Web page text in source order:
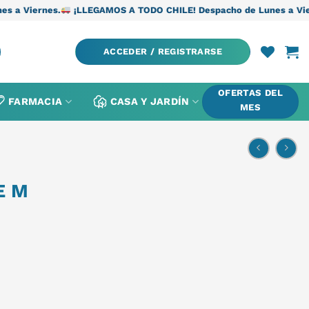
¡LLEGAMOS A TODO CHILE! Despacho de Lunes a Viernes.
ACCEDER / REGISTRARSE
FARMACIA CASA Y JARDÍN
OFERTAS DEL
MES
M